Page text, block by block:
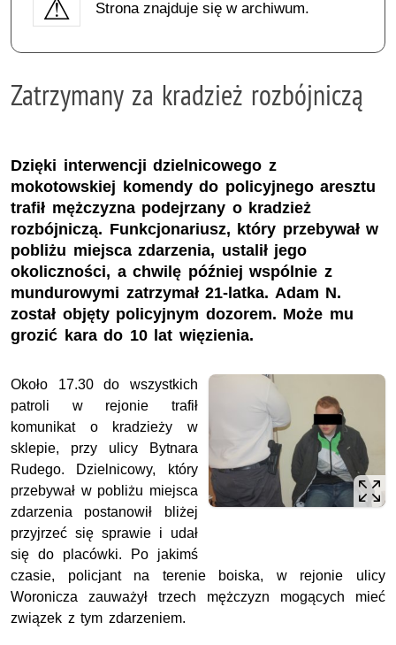
Strona znajduje się w archiwum.
Zatrzymany za kradzież rozbójniczą
Dzięki interwencji dzielnicowego z
mokotowskiej komendy do policyjnego aresztu
trafił mężczyzna podejrzany o kradzież
rozbójniczą. Funkcjonariusz, który przebywał w
pobliżu miejsca zdarzenia, ustalił jego
okoliczności, a chwilę później wspólnie z
mundurowymi zatrzymał 21-latka. Adam N.
został objęty policyjnym dozorem. Może mu
grozić kara do 10 lat więzienia.
Około 17.30 do wszystkich
patroli w rejonie trafił
komunikat o kradzieży w
sklepie, przy ulicy Bytnara
Rudego. Dzielnicowy, który
przebywał w pobliżu miejsca
zdarzenia postanowił bliżej
przyjrzeć się sprawie i udał
się do placówki. Po jakimś
czasie, policjant na terenie boiska, w rejonie ulicy
Woronicza zauważył trzech mężczyzn mogących mieć
związek z tym zdarzeniem.